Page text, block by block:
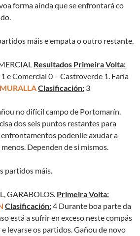
forma aínda que se enfrontará co
máis e empata o outro restante.
Resultados Primeira Volta:
e Comercial 0 – Castroverde 1. Faría
MURALLAClasificación: 3
no difícil campo de Portomarín.
dos seis puntos restantes para
enfrontamentos podenlle axudar a
Dependen de si mismos.
partidos máis.
GARABOLOS. Primeira Volta:
Clasificación:4 Durante boa parte da
está a sufrir en exceso neste compás
levarse os partidos. Gañou de novo